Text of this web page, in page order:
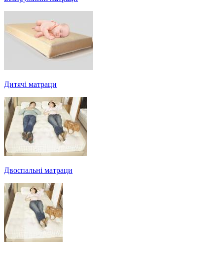
Дитячі матраци
Двоспальні матраци